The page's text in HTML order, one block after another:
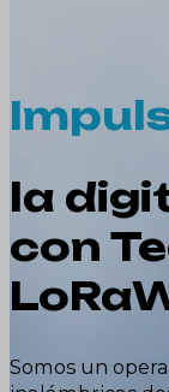
la
con
Somos un